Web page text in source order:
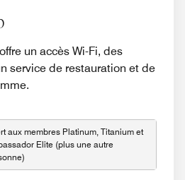
un accès Wi-Fi, des
service de restauration et de
aux membres Platinum, Titanium et
Elite (plus une autre